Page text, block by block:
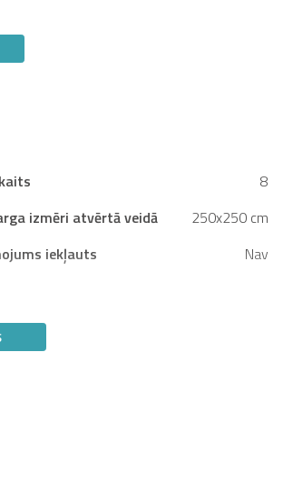
8
izmēri atvērtā veidā
250x250 cm
iekļauts
Nav